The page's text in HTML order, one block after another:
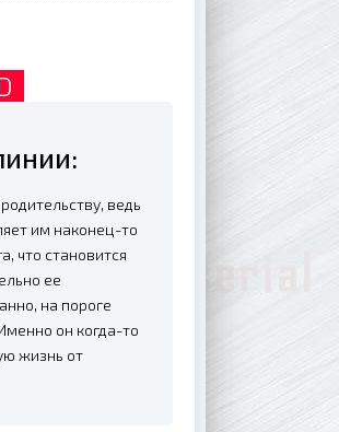
ведь
им наконец-то
что становится
ее
на пороге
он когда-то
жизнь от